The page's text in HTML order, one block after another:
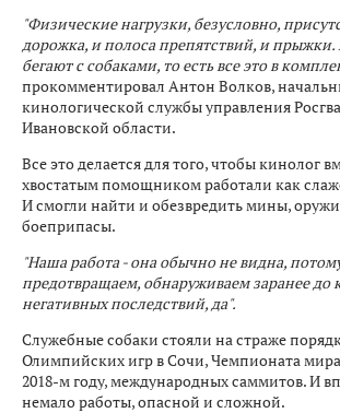
"Физические нагрузки, безусловно,
дорожка, и полоса препятствий, и
бегают с собаками, то есть все это в
прокомментировал Антон Волков,
кинологической службы управления
Ивановской области.
Все это делается для того, чтобы кинолог
хвостатым помощником работали как
И смогли найти и обезвредить мины,
боеприпасы.
"Наша работа - она обычно не видна,
предотвращаем, обнаруживаем заранее до
негативных последствий, да".
Служебные собаки стояли на страже
Олимпийских игр в Сочи, Чемпионата
2018-м году, международных саммитов. И
немало работы, опасной и сложной.